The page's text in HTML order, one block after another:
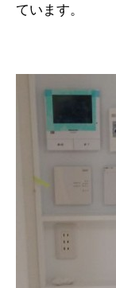
ています。